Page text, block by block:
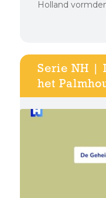
Holland
Serie NH |
het